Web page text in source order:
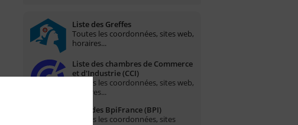
Liste des Greffes
Toutes les coordonnées, sites web,
horaires...
Liste des chambres de Commerce
et d'Industrie (CCI)
Toutes les coordonnées, sites web,
horaires...
Liste des BpiFrance (BPI)
Toutes les coordonnées, sites